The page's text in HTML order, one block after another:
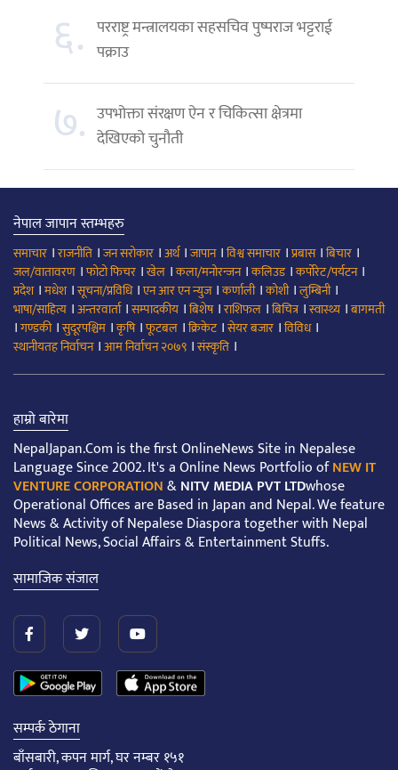
६. परराष्ट्र मन्त्रालयका सहसचिव पुष्पराज भट्टराई
पक्राउ
७. उपभोक्ता संरक्षण ऐन र चिकित्सा क्षेत्रमा
देखिएको चुनौती
नेपाल जापान स्तम्भहरु
समाचार ।राजनीति ।जन सरोकार ।अर्थ।जापान।विश्व समाचार ।प्रबास।बिचार ।
जल/वातावरण ।फोटो फिचर ।खेल ।कला/मनोरन्जन।कलिउड।कर्पोरेट/पर्यटन।
प्रदेश।मधेश।सूचना/प्रविधि।एन आर एन न्युज।कर्णाली।कोशी।लुम्बिनी।
भाषा/साहित्य ।अन्तरवार्ता।सम्पादकीय ।बिशेष।राशिफल ।बिचित्र।स्वास्थ्य ।बागमती
।गण्डकी।सुदूरपश्चिम ।कृषि।फूटबल ।क्रिकेट।सेयर बजार ।विविध।
स्थानीयतह निर्वाचन।आम निर्वाचन २०७९ ।संस्कृति ।
हाम्रो बारेमा
NepalJapan.Com is the first OnlineNews Site in Nepalese
Language Since 2002. It's a Online News Portfolio ofNEW IT
VENTURE CORPORATION&NITV MEDIA PVT LTDwhose
Operational Offices are Based in Japan and Nepal. We feature
News & Activity of Nepalese Diaspora together with Nepal
Political News, Social Affairs & Entertainment Stuffs.
सामाजिक संजाल
सम्पर्क ठेगाना
बाँसबारी, कपन मार्ग, घर नम्बर १५१